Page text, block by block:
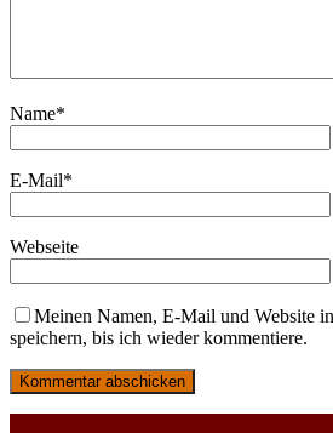
Name*
E-Mail*
Webseite
Meinen Namen, E-Mail und Website
speichern, bis ich wieder kommentiere.